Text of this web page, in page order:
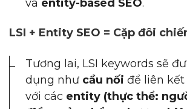
và entity-based SEO.
LSI + Entity SEO = Cặp đôi
Tương lai, LSI keywords sẽ
dụng như cầu nối để liên
với các entity (thực thể: